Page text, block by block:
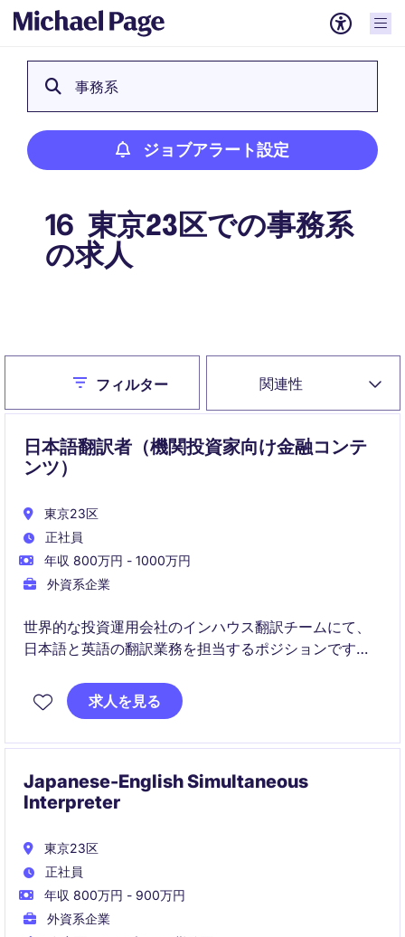
事務系
ジョブアラート設定
16 東京23区での事務系
の求人
関連性
Closeフィルター
日本語翻訳者（機関投資家向け金融コンテ
ンツ）
東京23区
正社員
年収 800万円 - 1000万円
外資系企業
世界的な投資運用会社のインハウス翻訳チームにて、
日本語と英語の翻訳業務を担当するポジションです。
営業・マーケティング・リサーチ・法務・コンプライ
アンスなど幅広い部門と連携しながら、日本の機関投
求人を見る
Japanese-English Simultaneous
Interpreter
東京23区
正社員
年収 800万円 - 900万円
外資系企業